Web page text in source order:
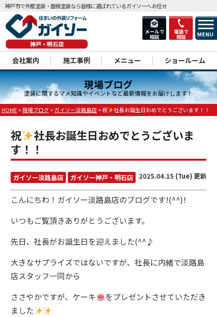
メールで
相談
電話で
相談 MENU
神戸市で外壁塗装・屋根塗装なら皆様に選ばれているガイソーへお任せ
会社案内 施工事例 メニュー ショールーム
現場ブログ
塗装に関するマメ知識やイベントなど最新情報をお届けします！
HOME>現場ブログ>ガイソー淡路島店>祝 社長お誕生日おめでとうございます！！
祝
社長お誕生日おめでとうございま
す！！
ガイソー淡路島店 ガイソー神戸・明石店 2025.04.15 (Tue) 更新
こんにちわ！ガイソー淡路島店のブログです!(^^)!
いつもご覧頂きありがとうございます。
先日、社長がお誕生日を迎えました(^^♪
大きなサプライズではないですが、社長に内緒で淡路島
店スタッフ一同から
ささやかですが、ケーキ
をプレゼントさせていただき
ました